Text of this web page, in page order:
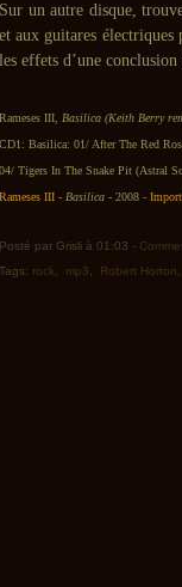
Sur un autre disque,
et aux guitares électriques
les effets d’une
Rameses III, Basilica (Keith Berry
CD1: Basilica: 01/ After The Red
04/ Tigers In The Snake Pit (Astral
Rameses III - Basilica - 2008 -
Posté par Grisli à 01:03 -
Tags: rock mp3 Robert Horton